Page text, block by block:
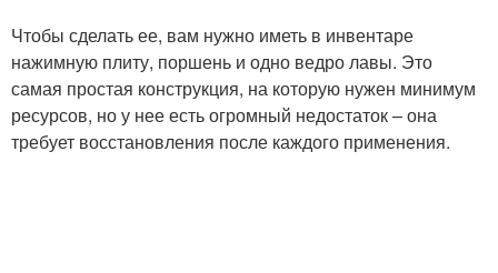
Чтобы сделать ее, вам нужно иметь в инвентаре
нажимную плиту, поршень и одно ведро лавы. Это
самая простая конструкция, на которую нужен минимум
ресурсов, но у нее есть огромный недостаток – она
требует восстановления после каждого применения.